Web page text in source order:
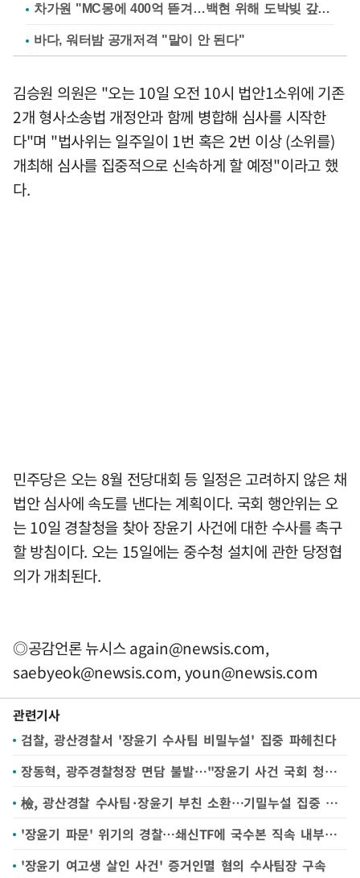
차가원 "MC몽에 400억 뜯겨…백현 위해 도박빚 갚아줘"
바다, 워터밤 공개저격 "말이 안 된다"
김승원 의원은 "오는 10일 오전 10시 법안1소위에 기존
2개 형사소송법 개정안과 함께 병합해 심사를 시작한
다"며 "법사위는 일주일이 1번 혹은 2번 이상 (소위를)
개최해 심사를 집중적으로 신속하게 할 예정"이라고 했
다.
민주당은 오는 8월 전당대회 등 일정은 고려하지 않은 채
법안 심사에 속도를 낸다는 계획이다. 국회 행안위는 오
는 10일 경찰청을 찾아 장윤기 사건에 대한 수사를 촉구
할 방침이다. 오는 15일에는 중수청 설치에 관한 당정협
의가 개최된다.
◎공감언론 뉴시스again@newsis.com,
saebyeok@newsis.com,youn@newsis.com
관련기사
검찰, 광산경찰서 '장윤기 수사팀 비밀누설' 집중 파헤친다
장동혁, 광주경찰청장 면담 불발…"장윤기 사건 국회 청문회 추진"(종합)
檢, 광산경찰 수사팀·장윤기 부친 소환…기밀누설 집중 조사(종합)
'장윤기 파문' 위기의 경찰…쇄신TF에 국수본 직속 내부비리수사대 신설
'장윤기 여고생 살인 사건' 증거인멸 혐의 수사팀장 구속